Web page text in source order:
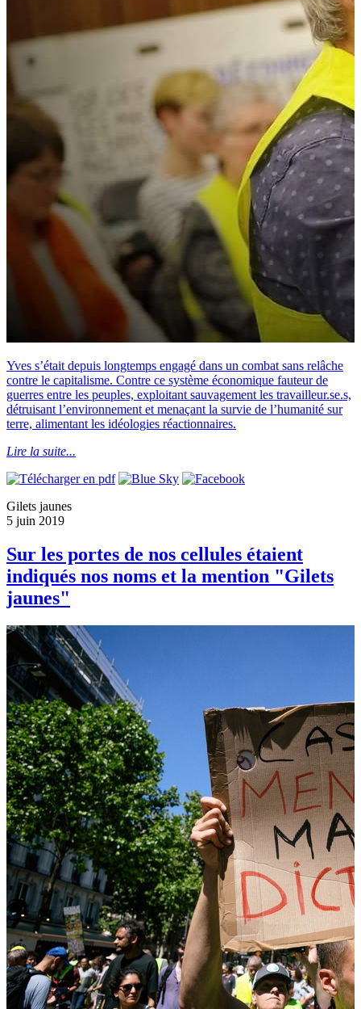
Yves s’était depuis longtemps engagé dans un combat sans relâche
contre le capitalisme. Contre ce système économique fauteur de
guerres entre les peuples, exploitant sauvagement les travailleur.se.s,
détruisant l’environnement et menaçant la survie de l’humanité sur
terre, alimentant les idéologies réactionnaires.
Lire la suite...
Gilets jaunes
5 juin 2019
Sur les portes de nos cellules étaient
indiqués nos noms et la mention "Gilets
jaunes"